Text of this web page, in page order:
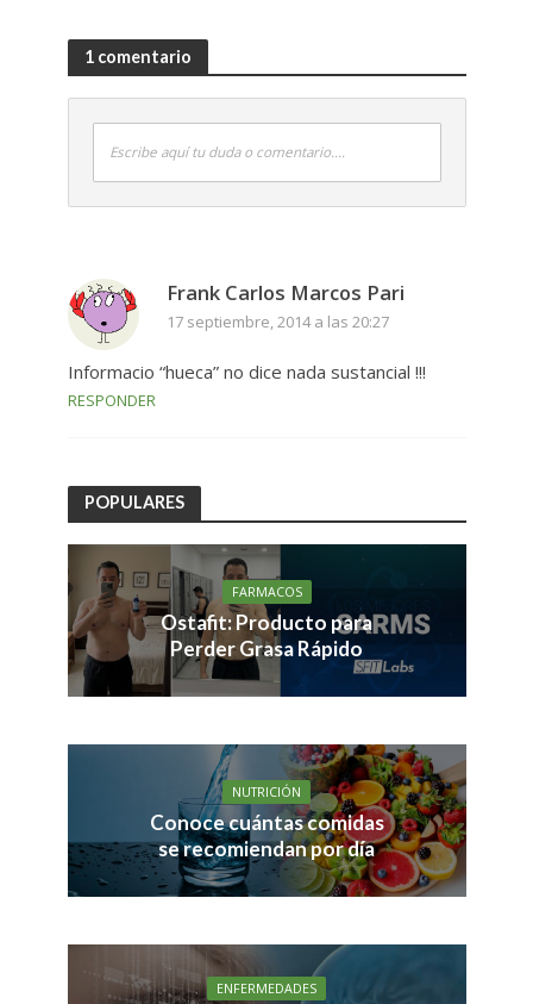
1 comentario
Escribe aquí tu duda o comentario....
Frank Carlos Marcos Pari
17 septiembre, 2014 a las 20:27
Informacio “hueca” no dice nada sustancial !!!
RESPONDER
POPULARES
FARMACOS
Ostafit: Producto para
Perder Grasa Rápido
NUTRICIÓN
Conoce cuántas comidas
se recomiendan por día
ENFERMEDADES